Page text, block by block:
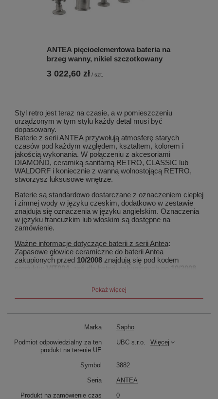
ANTEA pięcioelementowa bateria na
brzeg wanny, nikiel szczotkowany
3 022,60 zł / szt.
Styl retro jest teraz na czasie, a w pomieszczeniu
urządzonym w tym stylu każdy detal musi być
dopasowany.
Baterie z serii ANTEA przywołują atmosferę starych
czasów pod każdym względem, kształtem, kolorem i
jakością wykonania. W połączeniu z akcesoriami
DIAMOND, ceramiką sanitarną RETRO, CLASSIC lub
WALDORF i koniecznie z wanną wolnostojącą RETRO,
stworzysz luksusowe wnętrze.
Baterie są standardowo dostarczane z oznaczeniem ciepłej
i zimnej wody w języku czeskim, dodatkowo w zestawie
znajduja się oznaczenia w języku angielskim. Oznaczenia
w języku francuzkim lub włoskim są dostępne na
zamówienie.
Ważne informacje dotyczące baterii z serii Antea:
Zapasowe głowice ceramiczne do baterii Antea
zakupionych przed 10/2008 znajdują się pod kodem
produktu: VIT004 , zaś dla baterii zakupionych po
10/2008
Pokaż więcej
Marka Sapho
Podmiot odpowiedzialny za ten
produkt na terenie UE
UBC s.r.o. Więcej
Symbol 3882
Seria ANTEA
Produkt na zamówienie czas 0